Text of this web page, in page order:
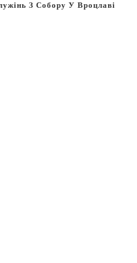
З Собору У Вроцлаві